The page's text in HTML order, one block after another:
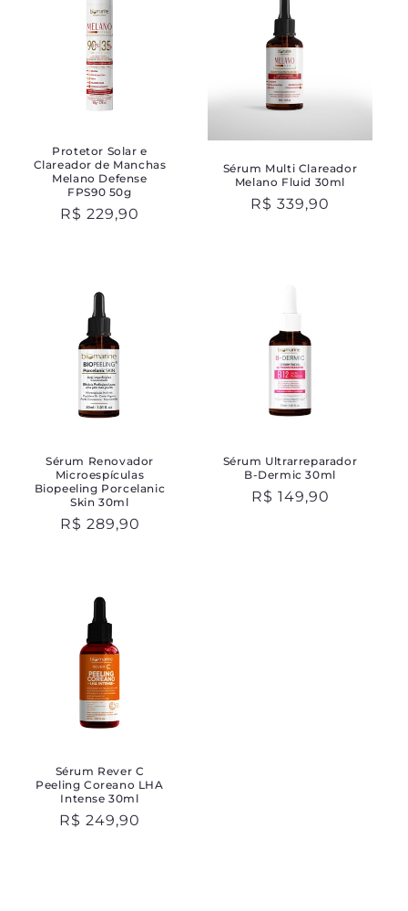
Protetor Solar e
Clareador de Manchas
Melano Defense
FPS90 50g
Preço
R$ 229,90
Sérum Multi Clareador
Melano Fluid 30ml
Preço
R$ 339,90
Sérum Renovador
Microespículas
Biopeeling Porcelanic
Skin 30ml
Preço
R$ 289,90
Sérum Ultrarreparador
B-Dermic 30ml
Preço
R$ 149,90
Sérum Rever C
Peeling Coreano LHA
Intense 30ml
Preço
R$ 249,90